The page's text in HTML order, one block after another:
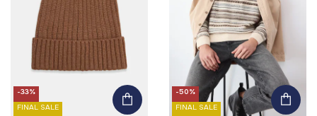
-33%
FINAL SALE
-50%
FINAL SALE